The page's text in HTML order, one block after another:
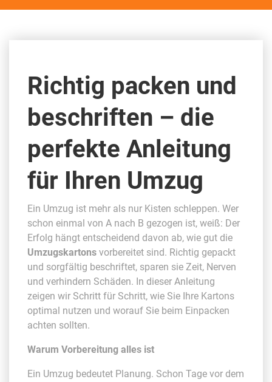
Richtig packen und
beschriften – die
perfekte Anleitung
für Ihren Umzug
Ein Umzug ist mehr als nur Kisten schleppen. Wer
schon einmal von A nach B gezogen ist, weiß: Der
Erfolg hängt entscheidend davon ab, wie gut die
Umzugskartons vorbereitet sind. Richtig gepackt
und sorgfältig beschriftet, sparen sie Zeit, Nerven
und verhindern Schäden. In dieser Anleitung
zeigen wir Schritt für Schritt, wie Sie Ihre Kartons
optimal nutzen und worauf Sie beim Einpacken
achten sollten.
Warum Vorbereitung alles ist
Ein Umzug bedeutet Planung. Schon Tage vor dem